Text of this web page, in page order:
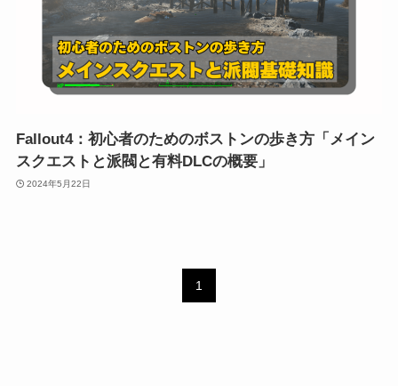
Fallout4：初心者のためのボストンの歩き方「メイン
スクエストと派閥と有料DLCの概要」
2024年5月22日
1